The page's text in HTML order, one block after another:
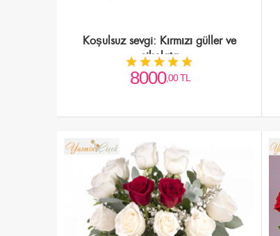
Koşulsuz sevgi: Kırmızı güller ve
çikolata
8000,00 TL